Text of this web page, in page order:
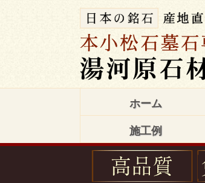
ホーム
施工例